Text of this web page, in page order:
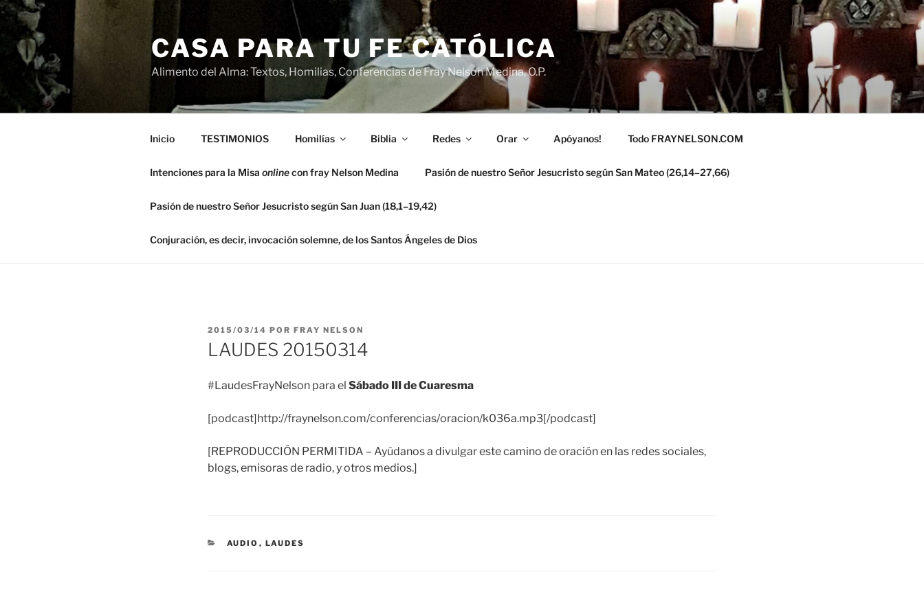
Saltar
contenido
CASA PARA TU FE CATÓLICA
Alimento del Alma: Textos, Homilias, Conferencias de Fray Nelson Medina, O.P.
Inicio TESTIMONIOS Homilías Biblia Redes Orar Apóyanos! Todo FRAYNELSON.COM
Intenciones para la Misa onlinecon fray Nelson Medina Pasión de nuestro Señor Jesucristo según San Mateo (26,14–27,66)
Pasión de nuestro Señor Jesucristo según San Juan (18,1–19,42)
Conjuración, es decir, invocación solemne, de los Santos Ángeles de Dios
PUBLICADO
EL
2015/03/14 POR FRAY NELSON
LAUDES 20150314
#LaudesFrayNelson para el Sábado III de Cuaresma
[podcast]http://fraynelson.com/conferencias/oracion/k036a.mp3[/podcast]
[REPRODUCCIÓN PERMITIDA – Ayúdanos a divulgar este camino de oración en las redes sociales,
blogs, emisoras de radio, y otros medios.]
CATEGORÍAS
AUDIO , LAUDES